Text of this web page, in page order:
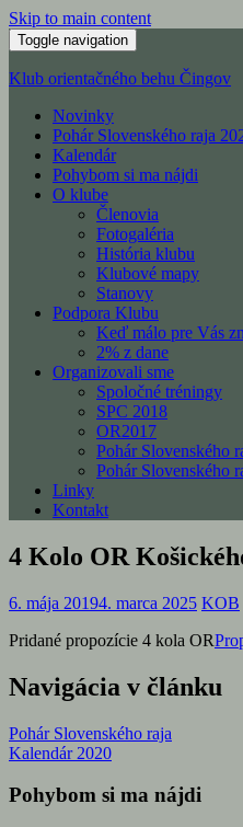
Skip to main content
Toggle navigation
Klub orientačného behu Čingov
Novinky
Pohár Slovenského raja
Kalendár
Pohybom si ma nájdi
O klube
Členovia
Fotogaléria
História klubu
Klubové mapy
Stanovy
Podpora Klubu
Keď málo pre Vás
2% z dane
Organizovali sme
Spoločné tréningy
SPC 2018
OR2017
Pohár Slovenského
Pohár Slovenského
Linky
Kontakt
4 Kolo OR
6. mája 20194. marca 2025 KOB
Pridané propozície 4 kola OR
Navigácia v článku
Pohár Slovenského raja
Kalendár 2020
Pohybom si ma nájdi